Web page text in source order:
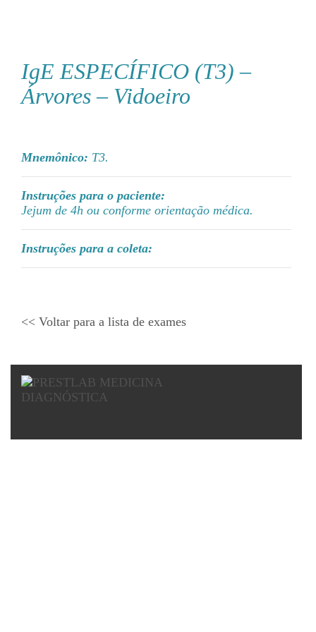
IgE ESPECÍFICO (T3) –
Árvores – Vidoeiro
Mnemônico: T3.
Instruções para o paciente:
Jejum de 4h ou conforme orientação médica.
Instruções para a coleta:
<< Voltar para a lista de exames